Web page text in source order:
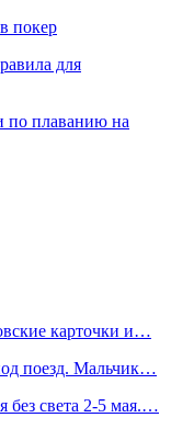
покер
для
по плаванию на
карточки и…
поезд. Мальчик…
без света 2-5 мая.…